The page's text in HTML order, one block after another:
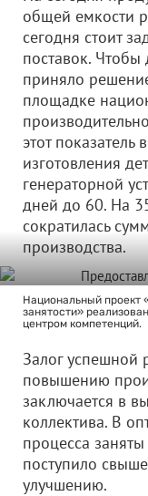
общей емкости
сегодня стоит
поставок. Чтобы
приняло
площадке
этот
изготовления
генераторной
дней до 60. На
сократилась
производства.
Национальный проект
занятости»
центром компетенций.
Залог успешной
повышению
заключается в
коллектива. В
процесса
поступило
улучшению.